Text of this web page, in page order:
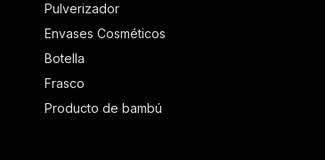
Pulverizador
Envases Cosméticos
Botella
Frasco
Producto de bambú